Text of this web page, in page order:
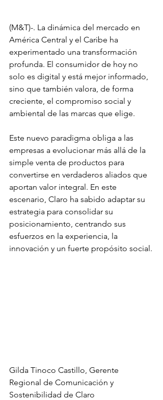
(M&T)-. La dinámica del mercado en
América Central y el Caribe ha
experimentado una transformación
profunda. El consumidor de hoy no
solo es digital y está mejor informado,
sino que también valora, de forma
creciente, el compromiso social y
ambiental de las marcas que elige.
Este nuevo paradigma obliga a las
empresas a evolucionar más allá de la
simple venta de productos para
convertirse en verdaderos aliados que
aportan valor integral. En este
escenario, Claro ha sabido adaptar su
estrategia para consolidar su
posicionamiento, centrando sus
esfuerzos en la experiencia, la
innovación y un fuerte propósito social.
Gilda Tinoco Castillo, Gerente
Regional de Comunicación y
Sostenibilidad de Claro